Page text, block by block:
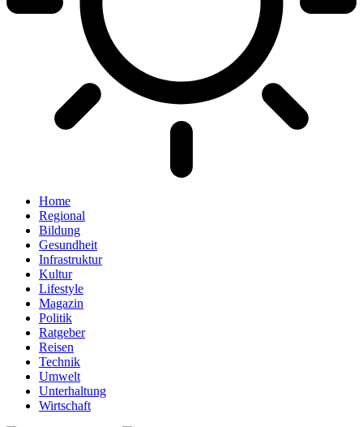
Home
Regional
Bildung
Gesundheit
Infrastruktur
Kultur
Lifestyle
Magazin
Politik
Ratgeber
Reisen
Technik
Umwelt
Unterhaltung
Wirtschaft